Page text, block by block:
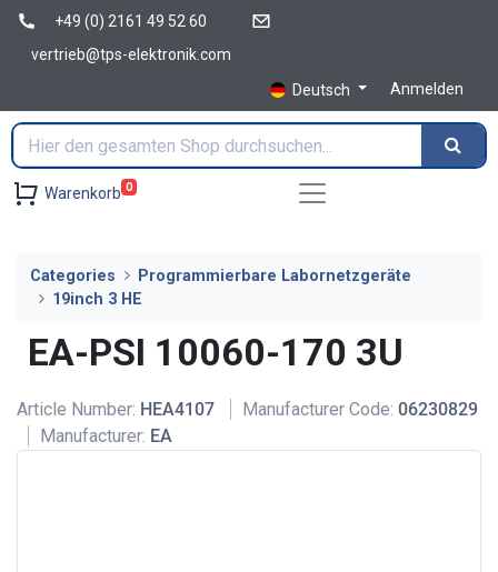
+49 (0) 2161 49 52 60
vertrieb@tps-elektronik.com
Deutsch
Anmelden
Warenkorb 0
Categories
Programmierbare Labornetzgeräte
19inch 3 HE
EA-PSI 10060-170 3U
Article Number: HEA4107 Manufacturer Code: 06230829
Manufacturer: EA